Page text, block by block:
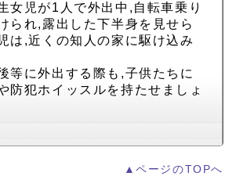
女児が1人で外出中,自転車乗り
られ,露出した下半身を見せら
は,近くの知人の家に駆け込み
等に外出する際も,子供たちに
防犯ホイッスルを持たせましょ
▲ページのTOPへ